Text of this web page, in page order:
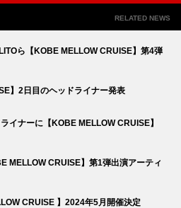
RELATED NEWS
ら【KOBE MELLOW CRUISE】第4弾
】2日目のヘッドライナー発表
イナーに【KOBE MELLOW CRUISE】
MELLOW CRUISE】第1弾出演アーティ
CRUISE 】2024年5月開催決定